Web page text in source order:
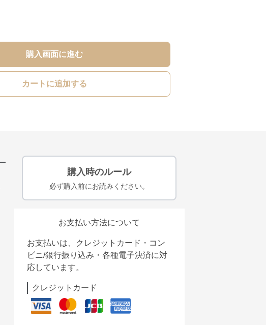
購入画面に進む
カートに追加する
購入時のルール
必ず購入前にお読みください。
お支払い方法について
お支払いは、クレジットカード・コン
ビニ/銀行振り込み・各種電子決済に対
応しています。
クレジットカード